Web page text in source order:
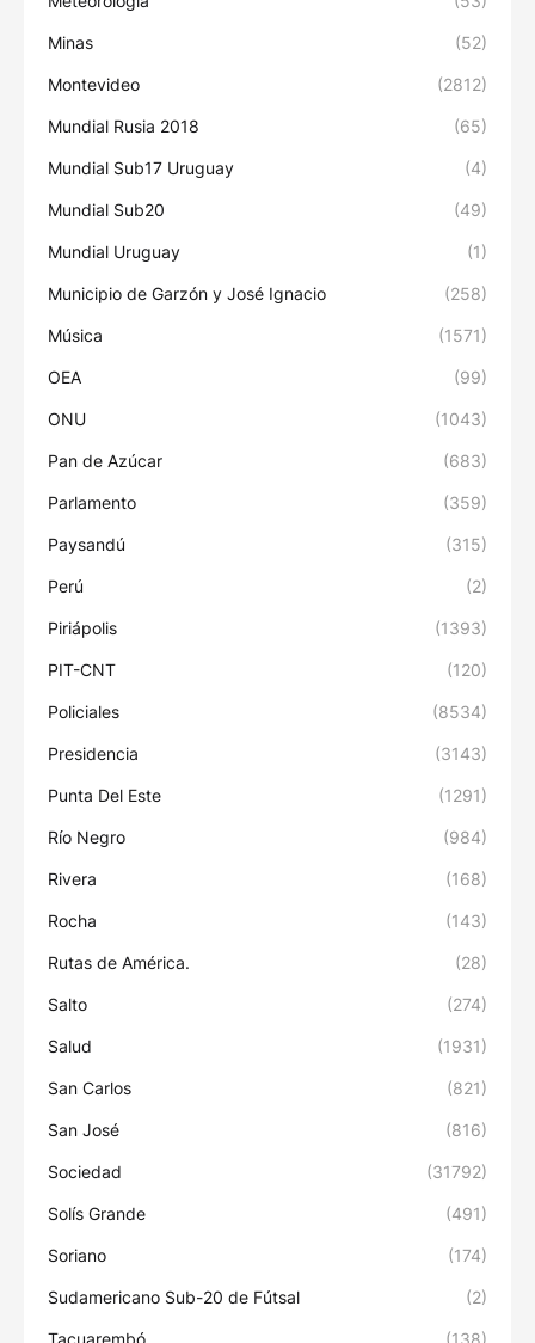
Minas (52)
Montevideo (2812)
Mundial Rusia 2018 (65)
Mundial Sub17 Uruguay (4)
Mundial Sub20 (49)
Mundial Uruguay (1)
Municipio de Garzón y José Ignacio (258)
Música (1571)
OEA (99)
ONU (1043)
Pan de Azúcar (683)
Parlamento (359)
Paysandú (315)
Perú (2)
Piriápolis (1393)
PIT-CNT (120)
Policiales (8534)
Presidencia (3143)
Punta Del Este (1291)
Río Negro (984)
Rivera (168)
Rocha (143)
Rutas de América. (28)
Salto (274)
Salud (1931)
San Carlos (821)
San José (816)
Sociedad (31792)
Solís Grande (491)
Soriano (174)
Sudamericano Sub-20 de Fútsal (2)